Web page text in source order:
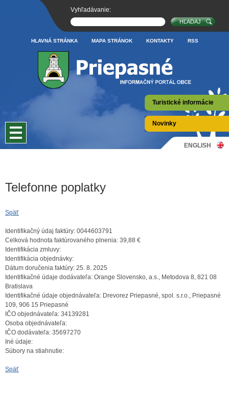
Turistické informácie
Novinky
HLAVNÁ STRÁNKA MAPA STRÁNOK KONTAKTY RSS
Vyhľadávanie:
ENGLISH
Telefonne poplatky
Späť
Identifikačný údaj faktúry: 0044603791
Celková hodnota faktúrovaného plnenia: 39,88 €
Identifikácia zmluvy:
Identifikácia objednávky:
Dátum doručenia faktúry: 25. 8. 2025
Identifikačné údaje dodávateľa: Orange Slovensko, a.s., Metodova 8, 821 08
Bratislava
Identifikačné údaje objednávateľa: Drevorez Priepasné, spol. s.r.o., Priepasné
109, 906 15 Priepasné
IČO objednávateľa: 34139281
Osoba objednávateľa:
IČO dodávateľa: 35697270
Iné údaje:
Súbory na stiahnutie:
Späť